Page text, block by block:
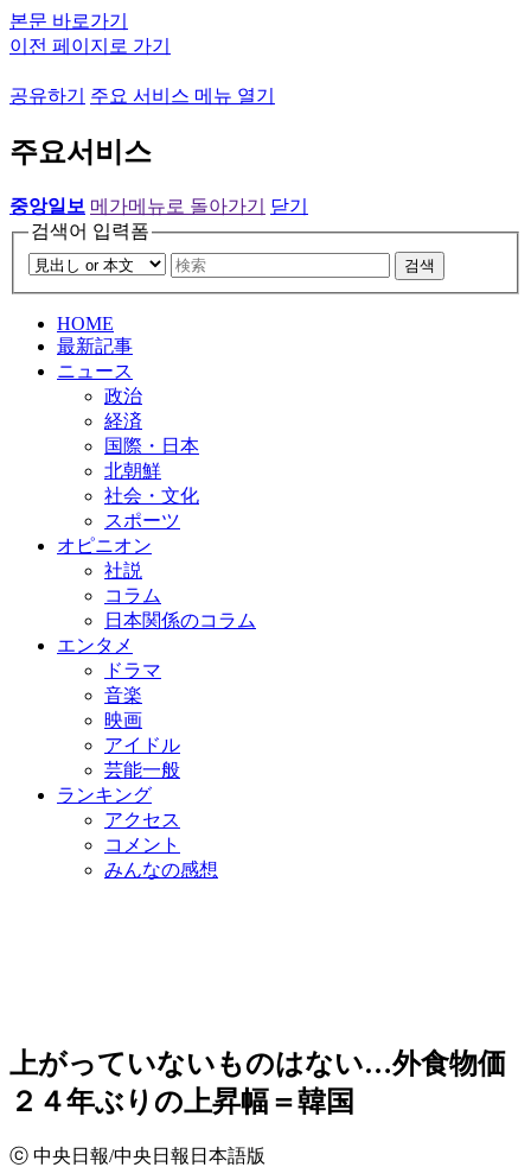
본문 바로가기
이전 페이지로 가기
공유하기 주요 서비스 메뉴 열기
주요서비스
중앙일보 메가메뉴로 돌아가기
닫기
검색어 입력폼
검색
HOME
最新記事
ニュース
政治
経済
国際・日本
北朝鮮
社会・文化
スポーツ
オピニオン
社説
コラム
日本関係のコラム
エンタメ
ドラマ
音楽
映画
アイドル
芸能一般
ランキング
アクセス
コメント
みんなの感想
上がっていないものはない…外食物価
２４年ぶりの上昇幅＝韓国
ⓒ 中央日報/中央日報日本語版